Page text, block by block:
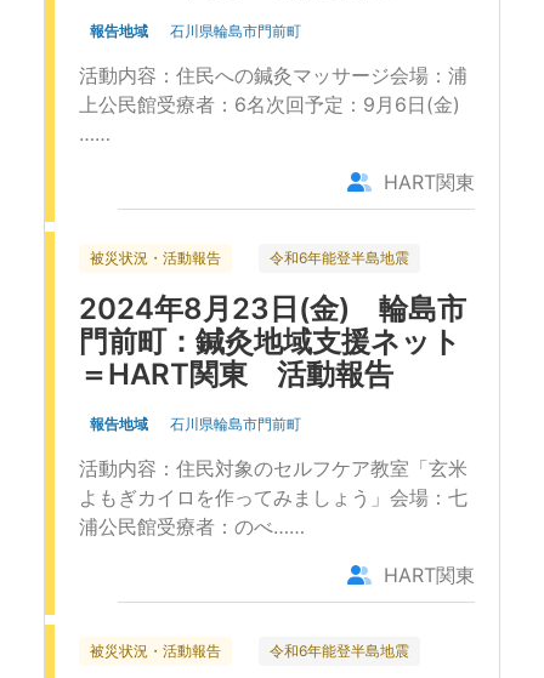
報告地域 石川県輪島市門前町
活動内容：住民への鍼灸マッサージ会場：浦
上公民館受療者：6名次回予定：9月6日(金)
……
HART関東
被災状況・活動報告 令和6年能登半島地震
2024年8月23日(金) 輪島市
門前町：鍼灸地域支援ネット
＝HART関東 活動報告
報告地域 石川県輪島市門前町
活動内容：住民対象のセルフケア教室「玄米
よもぎカイロを作ってみましょう」会場：七
浦公民館受療者：のべ……
HART関東
被災状況・活動報告 令和6年能登半島地震